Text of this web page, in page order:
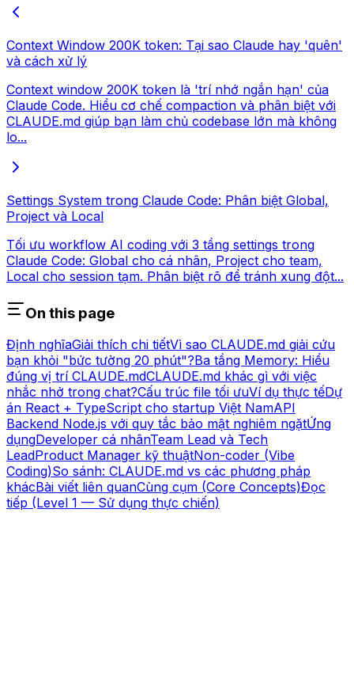
Context Window 200K token: Tại sao Claude hay 'quên'
và cách xử lý
Context window 200K token là 'trí nhớ ngắn hạn' của
Claude Code. Hiểu cơ chế compaction và phân biệt với
CLAUDE.md giúp bạn làm chủ codebase lớn mà không
lo...
Settings System trong Claude Code: Phân biệt Global,
Project và Local
Tối ưu workflow AI coding với 3 tầng settings trong
Claude Code: Global cho cá nhân, Project cho team,
Local cho session tạm. Phân biệt rõ để tránh xung đột...
On this page
Định nghĩaGiải thích chi tiếtVì sao CLAUDE.md giải cứu
bạn khỏi "bức tường 20 phút"?Ba tầng Memory: Hiểu
đúng vị trí CLAUDE.mdCLAUDE.md khác gì với việc
nhắc nhở trong chat?Cấu trúc file tối ưuVí dụ thực tếDự
án React + TypeScript cho startup Việt NamAPI
Backend Node.js với quy tắc bảo mật nghiêm ngặtỨng
dụngDeveloper cá nhânTeam Lead và Tech
LeadProduct Manager kỹ thuậtNon-coder (Vibe
Coding)So sánh: CLAUDE.md vs các phương pháp
khácBài viết liên quanCùng cụm (Core Concepts)Đọc
tiếp (Level 1 — Sử dụng thực chiến)